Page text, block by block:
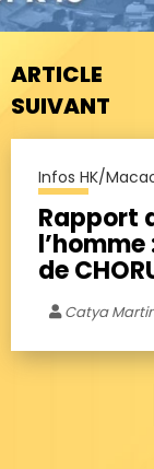
ARTICLE
SUIVANT
Infos HK/
Rapport
l’homme
de
Catya